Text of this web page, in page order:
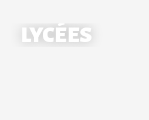
École Saint-Louis - Bonnières
LYCÉES